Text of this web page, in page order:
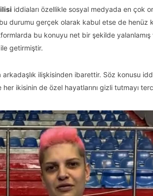
iddiaları özellikle sosyal medyada en çok
bu durumu gerçek olarak kabul etse de henüz
bu konuyu net bir şekilde yalanlamış
getirmiştir.
arkadaşlık ilişkisinden ibarettir. Söz konusu
ikisinin de özel hayatlarını gizli tutmayı